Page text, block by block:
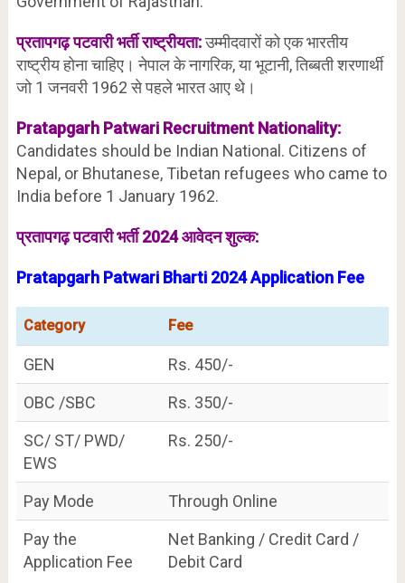
प्रतापगढ़पटवारी भर्ती राष्ट्रीयता:उम्मीदवारों को एक भारतीय
राष्ट्रीय होना चाहिए। नेपाल के नागरिक, या भूटानी, तिब्बती शरणार्थी
जो 1 जनवरी 1962 से पहले भारत आए थे।
Pratapgarh Patwari Recruitment Nationality:
Candidates should be Indian National. Citizens of
Nepal, or Bhutanese, Tibetan refugees who came to
India before 1 January 1962.
प्रतापगढ़ पटवारी भर्ती 2024 आवेदन शुल्क:
Pratapgarh Patwari Bharti 2024 Application Fee
Category Fee
GEN
Rs. 450/-
OBC /SBC
Rs. 350/-
SC/ ST/ PWD/
EWS
Rs. 250/-
Pay Mode
Through Online
Pay the
Application Fee
Net Banking / Credit Card /
Debit Card